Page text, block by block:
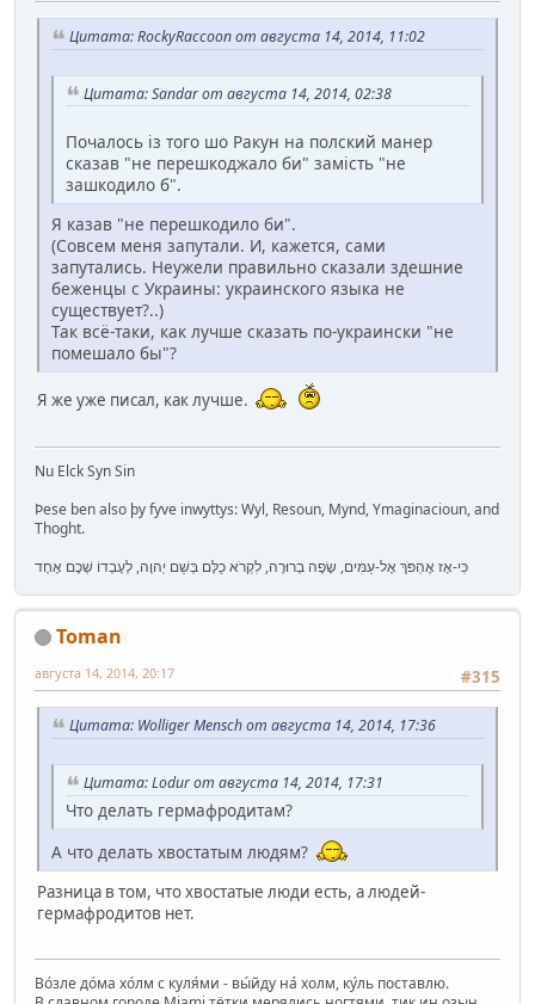
Цитата: RockyRaccoon от августа 14, 2014, 11:02
Цитата: Sandar от августа 14, 2014, 02:38
Почалось із того шо Ракун на полский манер
сказав "не перешкоджало би" замість "не
зашкодило б".
Я казав "не перешкодило би".
(Совсем меня запутали. И, кажется, сами
запутались. Неужели правильно сказали здешние
беженцы с Украины: украинского языка не
существует?..)
Так всё-таки, как лучше сказать по-украински "не
помешало бы"?
Я же уже писал, как лучше.
Nu Elck Syn Sin
Þese ben also þy fyve inwyttys: Wyl, Resoun, Mynd, Ymaginacioun, and
Thoght.
כִּי-אָז אֶהְפֹּךְ אֶל-עַמִּים, שָׂפָה בְרוּרָה, לִקְרֹא כֻלָּם בְּשֵׁם יְהוָה, לְעָבְדוֹ שְׁכֶם אֶחָד
Toman
#315
августа 14, 2014, 20:17
Цитата: Wolliger Mensch от августа 14, 2014, 17:36
Цитата: Lodur от августа 14, 2014, 17:31
Что делать гермафродитам?
А что делать хвостатым людям?
Разница в том, что хвостатые люди есть, а людей-
гермафродитов нет.
Во́зле до́ма хо́лм с куля́ми - вы́йду на́ холм, ку́ль поставлю.